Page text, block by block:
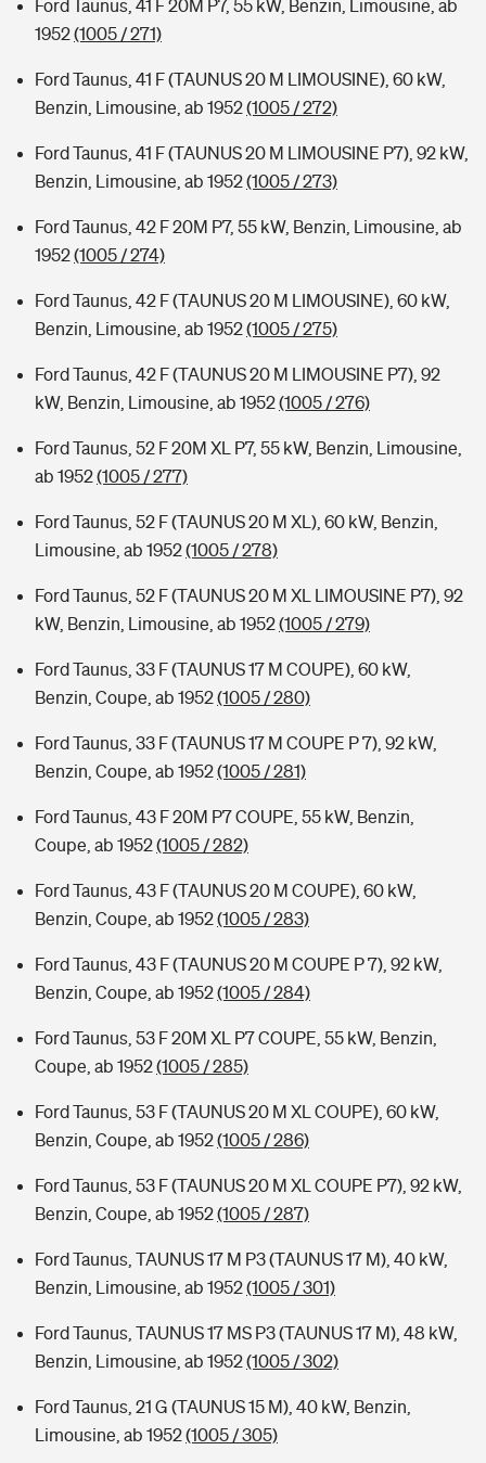
Ford Taunus, 41 F 20M P7, 55 kW, Benzin, Limousine, ab
1952(1005 / 271)
Ford Taunus, 41 F (TAUNUS 20 M LIMOUSINE), 60 kW,
Benzin, Limousine, ab 1952(1005 / 272)
Ford Taunus, 41 F (TAUNUS 20 M LIMOUSINE P7), 92 kW,
Benzin, Limousine, ab 1952(1005 / 273)
Ford Taunus, 42 F 20M P7, 55 kW, Benzin, Limousine, ab
1952(1005 / 274)
Ford Taunus, 42 F (TAUNUS 20 M LIMOUSINE), 60 kW,
Benzin, Limousine, ab 1952(1005 / 275)
Ford Taunus, 42 F (TAUNUS 20 M LIMOUSINE P7), 92
kW, Benzin, Limousine, ab 1952(1005 / 276)
Ford Taunus, 52 F 20M XL P7, 55 kW, Benzin, Limousine,
ab 1952(1005 / 277)
Ford Taunus, 52 F (TAUNUS 20 M XL), 60 kW, Benzin,
Limousine, ab 1952(1005 / 278)
Ford Taunus, 52 F (TAUNUS 20 M XL LIMOUSINE P7), 92
kW, Benzin, Limousine, ab 1952(1005 / 279)
Ford Taunus, 33 F (TAUNUS 17 M COUPE), 60 kW,
Benzin, Coupe, ab 1952(1005 / 280)
Ford Taunus, 33 F (TAUNUS 17 M COUPE P 7), 92 kW,
Benzin, Coupe, ab 1952(1005 / 281)
Ford Taunus, 43 F 20M P7 COUPE, 55 kW, Benzin,
Coupe, ab 1952(1005 / 282)
Ford Taunus, 43 F (TAUNUS 20 M COUPE), 60 kW,
Benzin, Coupe, ab 1952(1005 / 283)
Ford Taunus, 43 F (TAUNUS 20 M COUPE P 7), 92 kW,
Benzin, Coupe, ab 1952(1005 / 284)
Ford Taunus, 53 F 20M XL P7 COUPE, 55 kW, Benzin,
Coupe, ab 1952(1005 / 285)
Ford Taunus, 53 F (TAUNUS 20 M XL COUPE), 60 kW,
Benzin, Coupe, ab 1952(1005 / 286)
Ford Taunus, 53 F (TAUNUS 20 M XL COUPE P7), 92 kW,
Benzin, Coupe, ab 1952(1005 / 287)
Ford Taunus, TAUNUS 17 M P3 (TAUNUS 17 M), 40 kW,
Benzin, Limousine, ab 1952(1005 / 301)
Ford Taunus, TAUNUS 17 MS P3 (TAUNUS 17 M), 48 kW,
Benzin, Limousine, ab 1952(1005 / 302)
Ford Taunus, 21 G (TAUNUS 15 M), 40 kW, Benzin,
Limousine, ab 1952(1005 / 305)